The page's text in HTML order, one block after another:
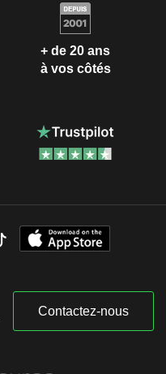
+ de 20 ans
à vos côtés
Contactez-nous